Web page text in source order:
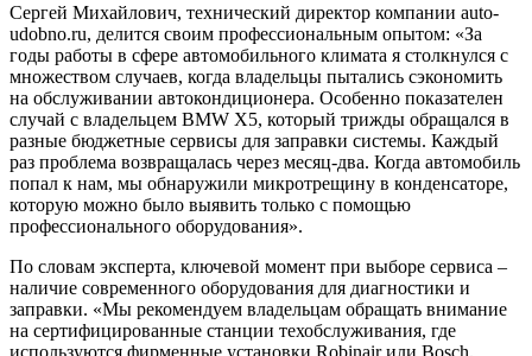
Сергей Михайлович, технический директор компании auto-
udobno.ru, делится своим профессиональным опытом: «За
годы работы в сфере автомобильного климата я столкнулся с
множеством случаев, когда владельцы пытались сэкономить
на обслуживании автокондиционера. Особенно показателен
случай с владельцем BMW X5, который трижды обращался в
разные бюджетные сервисы для заправки системы. Каждый
раз проблема возвращалась через месяц-два. Когда автомобиль
попал к нам, мы обнаружили микротрещину в конденсаторе,
которую можно было выявить только с помощью
профессионального оборудования».
По словам эксперта, ключевой момент при выборе сервиса –
наличие современного оборудования для диагностики и
заправки. «Мы рекомендуем владельцам обращать внимание
на сертифицированные станции техобслуживания, где
используются фирменные установки Robinair или Bosch.